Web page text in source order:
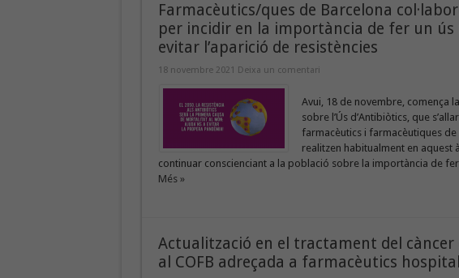
Farmacèutics/ques de Barcelona
per incidir en la importància de fer un
evitar l’aparició de resistències
18 novembre 2021 Deixa un comentari
Avui, 18 de novembre, comença
sobre l’Ús d’Antibiòtics, que
farmacèutics i farmacèutiques
realitzen habitualment en aquest
continuar conscienciant a la població sobre la importància de
Més »
Actualització en el tractament del
al COFB adreçada a farmacèutics